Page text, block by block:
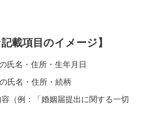
載項目のイメージ】
氏名・住所・生年月日
氏名・住所・続柄
（例：「婚姻届提出に関する一切